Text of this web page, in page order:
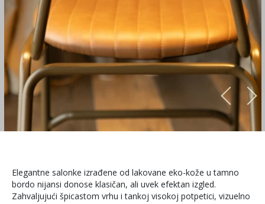
Elegantne salonke izrađene od lakovane eko-kože u tamno
bordo nijansi donose klasičan, ali uvek efektan izgled.
Zahvaljujući špicastom vrhu i tankoj visokoj potpetici, vizuelno